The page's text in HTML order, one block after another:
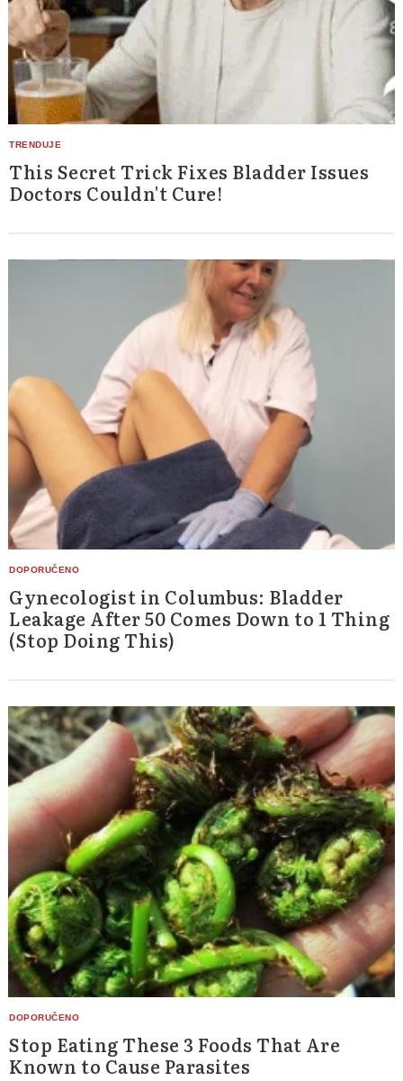
This Secret Trick Fixes Bladder Issues
Doctors Couldn't Cure!
Gynecologist in Columbus: Bladder
Leakage After 50 Comes Down to 1 Thing
(Stop Doing This)
Stop Eating These 3 Foods That Are
Known to Cause Parasites